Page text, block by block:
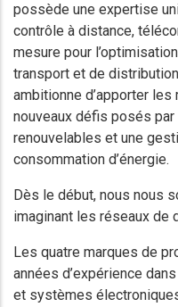
possède une expertise
contrôle à distance,
mesure pour
transport et de
ambitionne d’apporter
nouveaux défis posés
renouvelables et une
consommation d’énergie.
Dès le début, nous nous
imaginant les réseaux de
Les quatre marques de
années d’expérience
et systèmes